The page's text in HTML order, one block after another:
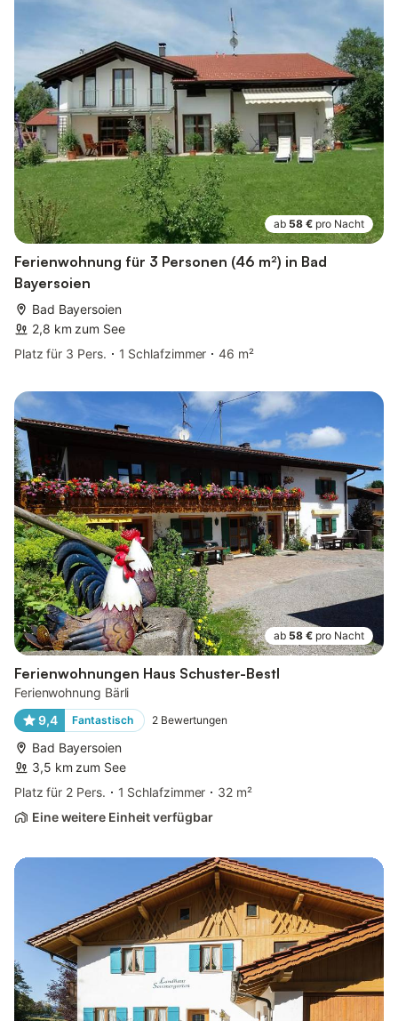
ab 58 € pro Nacht
Ferienwohnung für 3 Personen (46 m²) in Bad
Bayersoien
Bad Bayersoien
2,8 km zum See
Platz für 3 Pers.
1 Schlafzimmer 46 m²
ab 58 € pro Nacht
Ferienwohnungen Haus Schuster-Bestl
Ferienwohnung Bärli
9,4
Fantastisch 2 Bewertungen
Bad Bayersoien
3,5 km zum See
Platz für 2 Pers.
1 Schlafzimmer
32 m²
Eine weitere Einheit verfügbar